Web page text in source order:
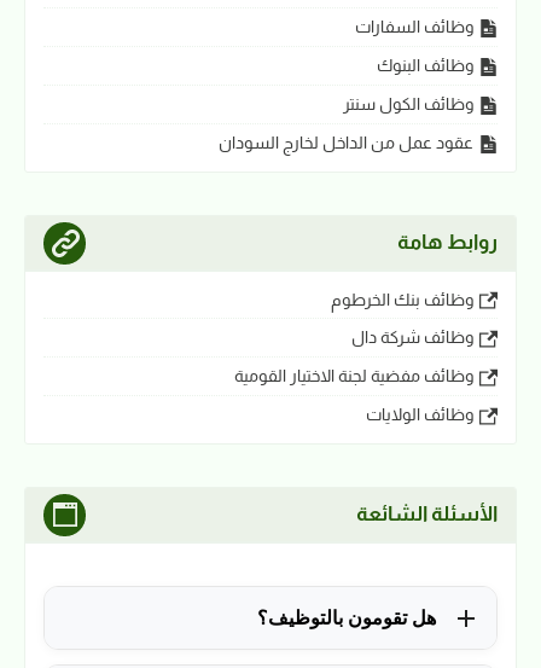
وظائف السفارات
وظائف البنوك
وظائف الكول سنتر
عقود عمل من الداخل لخارج السودان
روابط هامة
وظائف بنك الخرطوم
وظائف شركة دال
وظائف مفضية لجنة الاختيار القومية
وظائف الولايات
الأسئلة الشائعة
هل تقومون بالتوظيف؟